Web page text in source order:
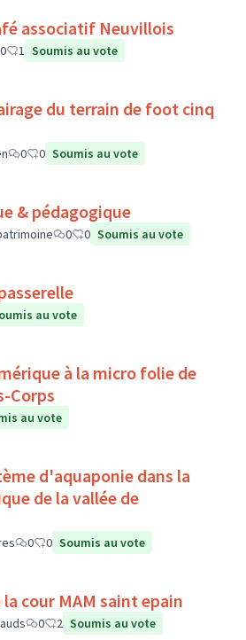
associatif Neuvillois
0 1 Soumis au vote
du terrain de foot cinq
0 0 Soumis au vote
& pédagogique
0 0 Soumis au vote
au vote
à la micro folie de
Corps
au vote
d'aquaponie dans la
de la vallée de
0 0 Soumis au vote
cour MAM saint epain
0 2 Soumis au vote